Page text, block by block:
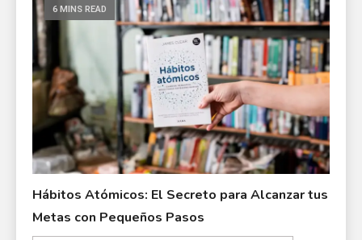
6 MINS READ
Hábitos Atómicos: El Secreto para Alcanzar tus
Metas con Pequeños Pasos